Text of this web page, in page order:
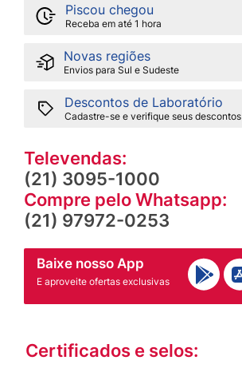
Piscou chegou
Receba em até 1 hora
Novas regiões
Envios para Sul e Sudeste
Descontos de Laboratório
Cadastre-se e verifique seus descontos
Televendas:
(21) 3095-1000
Compre pelo Whatsapp:
(21) 97972-0253
Baixe nosso App
E aproveite ofertas exclusivas
Certificados e selos: